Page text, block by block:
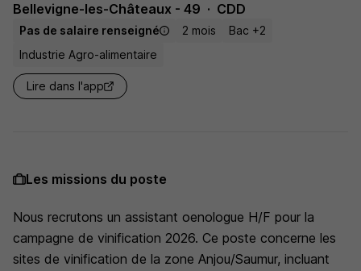
Bellevigne-les-Châteaux - 49 CDD
Pas de salaire renseigné 2 mois
Bac +2
Industrie Agro-alimentaire
Lire dans l'app
Les missions du poste
Nous recrutons un assistant oenologue H/F pour la
campagne de vinification 2026. Ce poste concerne les
sites de vinification de la zone Anjou/Saumur, incluant